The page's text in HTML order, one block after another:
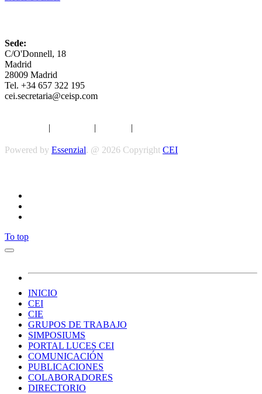
Sede:
C/O'Donnell, 18
Madrid
28009 Madrid
Tel. +34 657 322 195
cei.secretaria@ceisp.com
| | |
Powered by Essenzial. @ 2026 Copyright CEI
To top
INICIO
CEI
CIE
GRUPOS DE TRABAJO
SIMPOSIUMS
PORTAL LUCES CEI
COMUNICACIÓN
PUBLICACIONES
COLABORADORES
DIRECTORIO